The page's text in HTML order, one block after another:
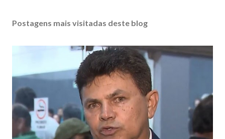
Postagens mais visitadas deste blog